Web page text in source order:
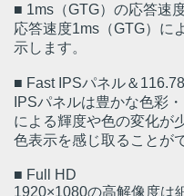
■ 1ms（GTG）の応答速
応答速度1ms（GTG）に
示します。
■ Fast IPSパネル＆
IPSパネルは豊かな色彩
による輝度や色の変化が
色表示を感じ取ることが
■ Full HD
1920×1080の高解像度は